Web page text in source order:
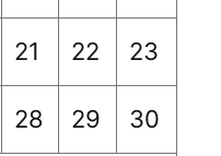
21 22 23
28 29 30